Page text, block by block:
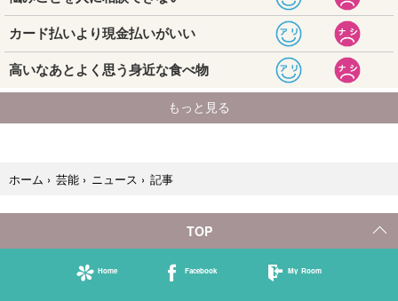
ホーム › 芸能 › ニュース › 記事
TOP
Home Facebook My Room